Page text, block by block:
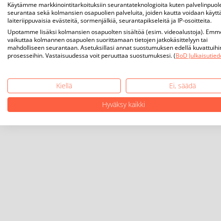
Käytämme markkinointitarkoituksiin seurantateknologioita kuten
seurantaa sekä kolmansien osapuolien palveluita, joiden kautta voidaan
laiteriippuvaisia evästeitä, sormenjälkiä, seurantapikseleitä ja IP-osoitteita.
Upotamme lisäksi kolmansien osapuolten sisältöä (esim. videoalustoja).
vaikuttaa kolmannen osapuolen suorittamaan tietojen jatkokäsittelyyn tai
mahdolliseen seurantaan. Asetuksillasi annat suostumuksen edellä
prosesseihin. Vastaisuudessa voit peruuttaa suostumuksesi. (BoD
Kiellä
Ei, säädä
Hyväksy kaikki